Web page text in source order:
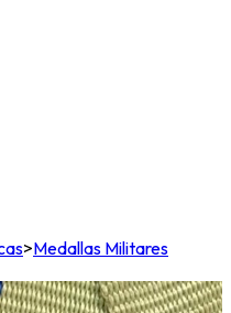
>Medallas Militares